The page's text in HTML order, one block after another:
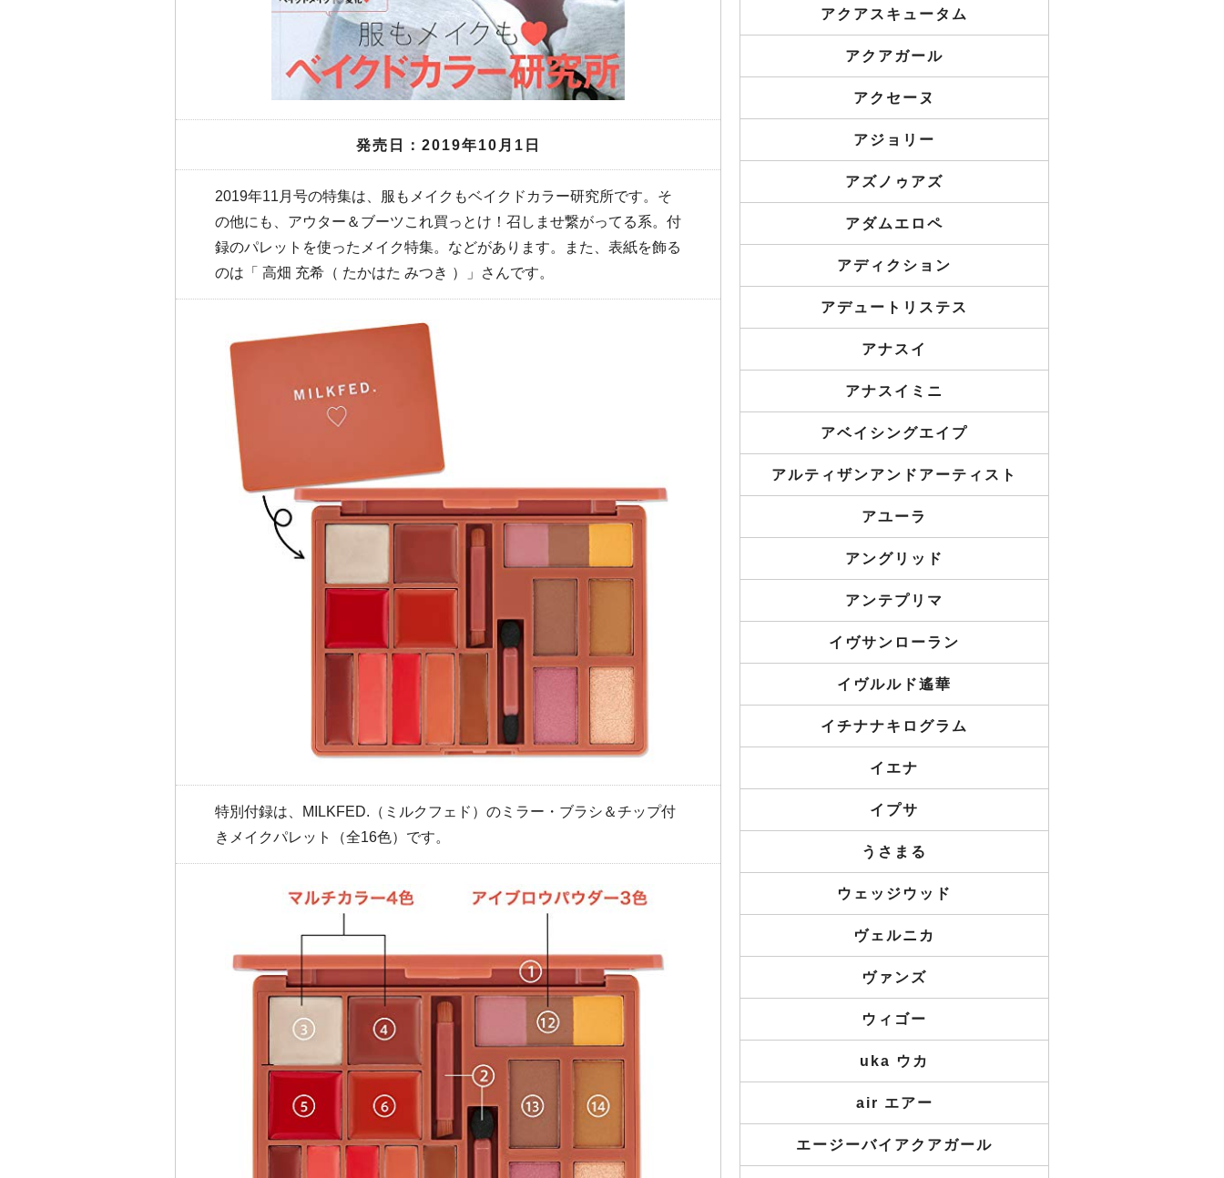
発売日：2019年10月1日
2019年11月号の特集は、服もメイクもベイクドカラー研究所です。そ
の他にも、アウター＆ブーツこれ買っとけ！召しませ繋がってる系。付
録のパレットを使ったメイク特集。などがあります。また、表紙を飾る
のは「 高畑 充希（ たかはた みつき ）」さんです。
特別付録は、MILKFED.（ミルクフェド）のミラー・ブラシ＆チップ付
きメイクパレット（全16色）です。
アクアスキュータム
アクアガール
アクセーヌ
アジョリー
アズノゥアズ
アダムエロペ
アディクション
アデュートリステス
アナスイ
アナスイミニ
アベイシングエイプ
アルティザンアンドアーティスト
アユーラ
アングリッド
アンテプリマ
イヴサンローラン
イヴルルド遙華
イチナナキログラム
イエナ
イプサ
うさまる
ウェッジウッド
ヴェルニカ
ヴァンズ
ウィゴー
uka ウカ
air エアー
エージーバイアクアガール